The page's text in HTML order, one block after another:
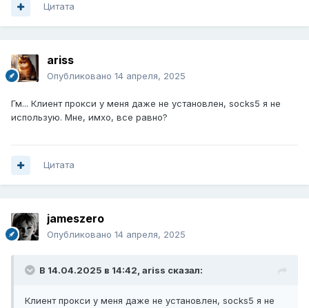
Цитата
ariss
Опубликовано 14 апреля, 2025
Гм... Клиент прокси у меня даже не установлен, socks5 я не
использую. Мне, имхо, все равно?
Цитата
jameszero
Опубликовано 14 апреля, 2025
В 14.04.2025 в 14:42, ariss сказал:
Клиент прокси у меня даже не установлен, socks5 я не